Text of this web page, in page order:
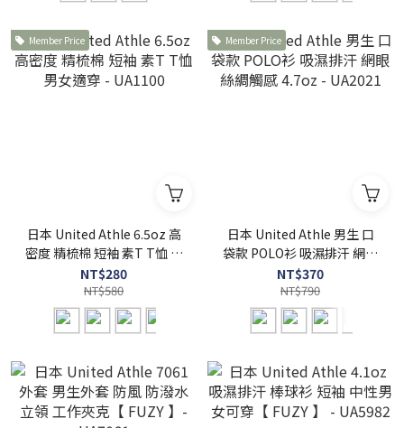
Member Price
日本 United Athle 6.5oz 高
密度 精梳棉 短袖 素T T恤 男
女適穿 - UA1100
NT$280
NT$580
Member Price
日本 United Athle 男生 口
袋款 POLO衫 吸濕排汗 網眼
絲綢觸感 4.7oz - UA2021
NT$370
NT$790